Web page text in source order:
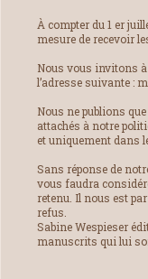
À compter du 1 er
mesure de recevoir
Nous vous invitons
l’adresse suivante :
Nous ne publions
attachés à notre
et uniquement dans
Sans réponse de
vous faudra
retenu. Il nous est
refus.
Sabine Wespieser
manuscrits qui lui